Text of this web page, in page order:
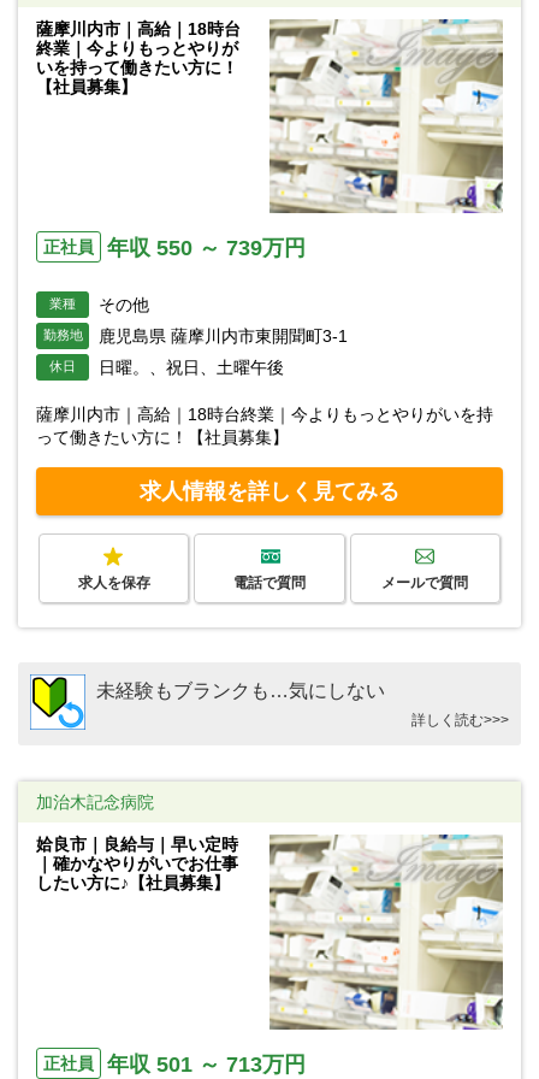
薩摩川内市｜高給｜18時台
終業｜今よりもっとやりが
いを持って働きたい方に！
【社員募集】
正社員 年収 550 ～ 739万円
業種 その他
勤務地 鹿児島県 薩摩川内市東開聞町3-1
休日 日曜。、祝日、土曜午後
薩摩川内市｜高給｜18時台終業｜今よりもっとやりがいを持
って働きたい方に！【社員募集】
求人情報を詳しく見てみる
求人を保存 電話で質問 メールで質問
未経験もブランクも…気にしない
詳しく読む>>>
加治木記念病院
姶良市｜良給与｜早い定時
｜確かなやりがいでお仕事
したい方に♪【社員募集】
正社員 年収 501 ～ 713万円